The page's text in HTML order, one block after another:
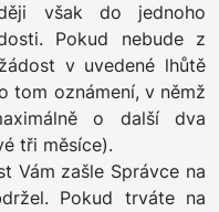
však do jednoho
Pokud nebude z
v uvedené lhůtě
tom oznámení, v němž
o další dva
tři měsíce).
zašle Správce na
Pokud trváte na